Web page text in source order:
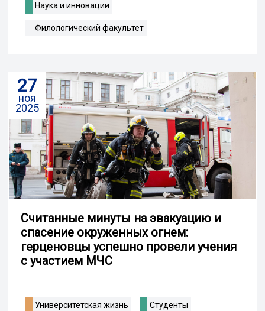
Наука и инновации
Филологический факультет
27
ноя
2025
Считанные минуты на эвакуацию и
спасение окруженных огнем:
герценовцы успешно провели учения
с участием МЧС
Университетская жизнь Студенты